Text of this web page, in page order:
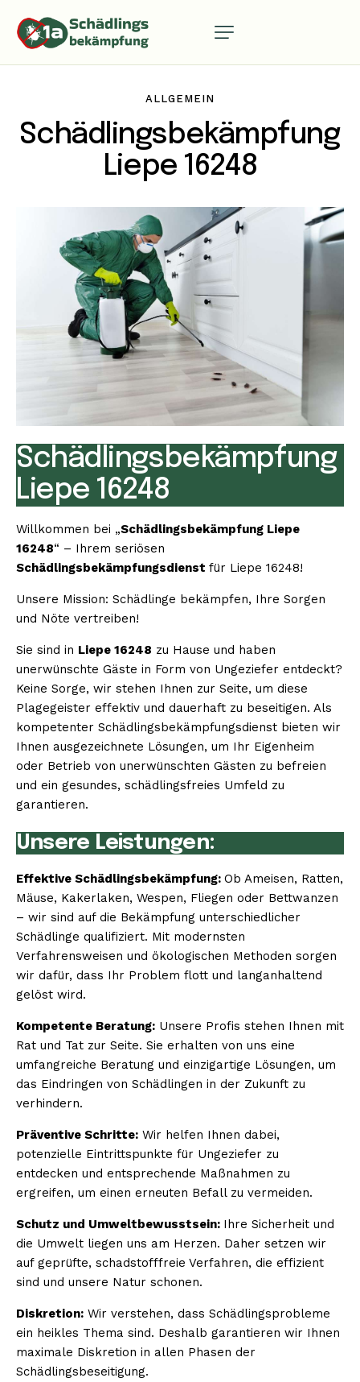
ALLGEMEIN
Schädlingsbekämpfung
Liepe 16248
Schädlingsbekämpfung
Liepe 16248
Willkommen bei „Schädlingsbekämpfung Liepe
16248“ – Ihrem seriösen
Schädlingsbekämpfungsdienst für Liepe 16248!
Unsere Mission: Schädlinge bekämpfen, Ihre Sorgen
und Nöte vertreiben!
Sie sind in Liepe 16248 zu Hause und haben
unerwünschte Gäste in Form von Ungeziefer entdeckt?
Keine Sorge, wir stehen Ihnen zur Seite, um diese
Plagegeister effektiv und dauerhaft zu beseitigen. Als
kompetenter Schädlingsbekämpfungsdienst bieten wir
Ihnen ausgezeichnete Lösungen, um Ihr Eigenheim
oder Betrieb von unerwünschten Gästen zu befreien
und ein gesundes, schädlingsfreies Umfeld zu
garantieren.
Unsere Leistungen:
Effektive Schädlingsbekämpfung: Ob Ameisen, Ratten,
Mäuse, Kakerlaken, Wespen, Fliegen oder Bettwanzen
– wir sind auf die Bekämpfung unterschiedlicher
Schädlinge qualifiziert. Mit modernsten
Verfahrensweisen und ökologischen Methoden sorgen
wir dafür, dass Ihr Problem flott und langanhaltend
gelöst wird.
Kompetente Beratung: Unsere Profis stehen Ihnen mit
Rat und Tat zur Seite. Sie erhalten von uns eine
umfangreiche Beratung und einzigartige Lösungen, um
das Eindringen von Schädlingen in der Zukunft zu
verhindern.
Präventive Schritte: Wir helfen Ihnen dabei,
potenzielle Eintrittspunkte für Ungeziefer zu
entdecken und entsprechende Maßnahmen zu
ergreifen, um einen erneuten Befall zu vermeiden.
Schutz und Umweltbewusstsein: Ihre Sicherheit und
die Umwelt liegen uns am Herzen. Daher setzen wir
auf geprüfte, schadstofffreie Verfahren, die effizient
sind und unsere Natur schonen.
Diskretion: Wir verstehen, dass Schädlingsprobleme
ein heikles Thema sind. Deshalb garantieren wir Ihnen
maximale Diskretion in allen Phasen der
Schädlingsbeseitigung.